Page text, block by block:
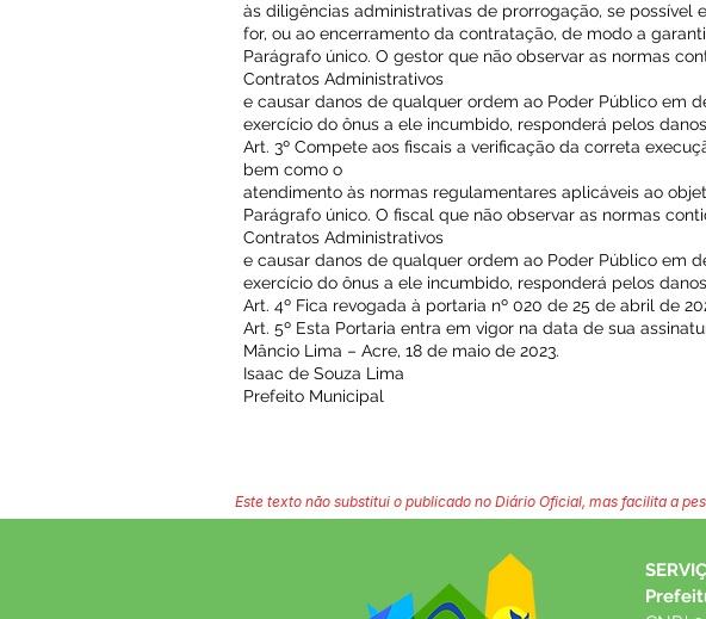
às diligências administrativas de prorrogação, se possível
for, ou ao encerramento da contratação, de modo a
Parágrafo único. O gestor que não observar as normas
Contratos Administrativos
e causar danos de qualquer ordem ao Poder Público em
exercício do ônus a ele incumbido, responderá pelos
Art. 3º Compete aos fiscais a verificação da correta
bem como o
atendimento às normas regulamentares aplicáveis ao
Parágrafo único. O fiscal que não observar as normas
Contratos Administrativos
e causar danos de qualquer ordem ao Poder Público em
exercício do ônus a ele incumbido, responderá pelos
Art. 4º Fica revogada à portaria nº 020 de 25 de abril de
Art. 5º Esta Portaria entra em vigor na data de sua
Mâncio Lima – Acre, 18 de maio de 2023.
Isaac de Souza Lima
Prefeito Municipal
Este texto não substitui o publicado no Diário Oficial, mas facilita a